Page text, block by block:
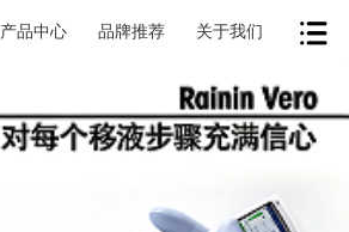
产品中心 品牌推荐 关于我们